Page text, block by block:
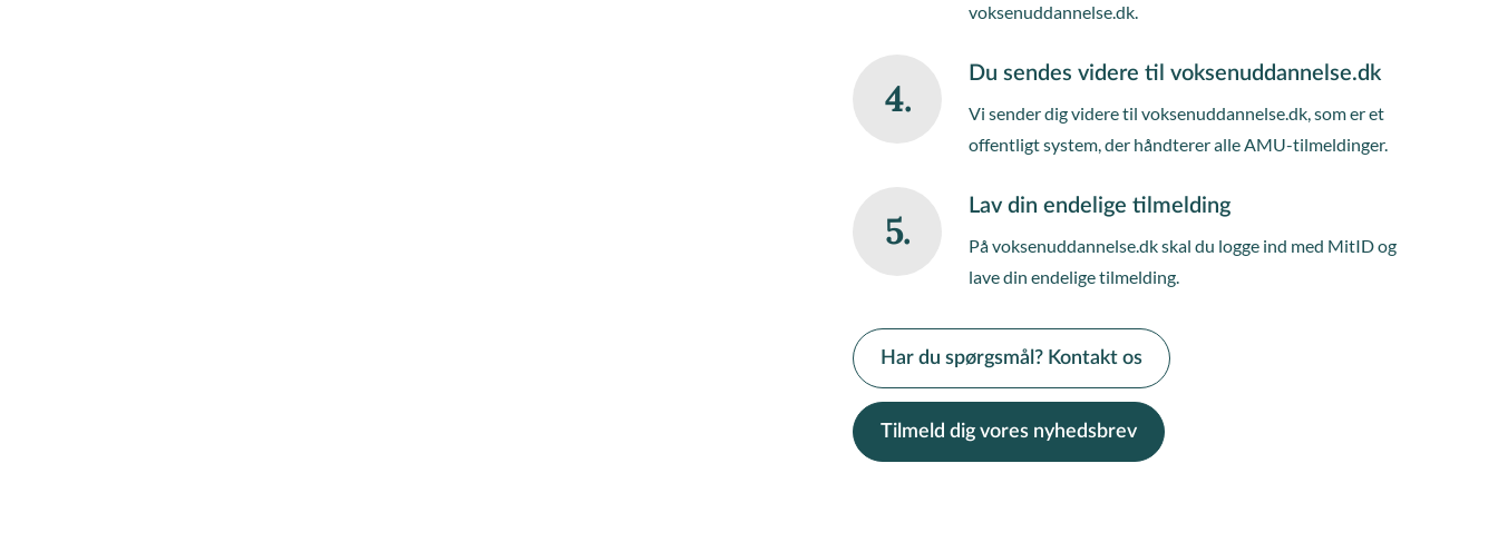
voksenuddannelse.dk.
4.
Du sendes videre til voksenuddannelse.dk
Vi sender dig videre til voksenuddannelse.dk, som er et
offentligt system, der håndterer alle AMU-tilmeldinger.
5.
Lav din endelige tilmelding
På voksenuddannelse.dk skal du logge ind med MitID og
lave din endelige tilmelding.
Har du spørgsmål? Kontakt os
Tilmeld dig vores nyhedsbrev